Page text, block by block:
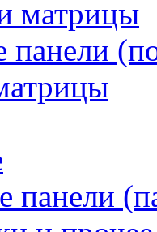
матрицы
панели